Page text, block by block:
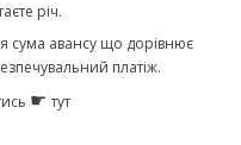
річ.
сума авансу що дорівнює
платіж.
☛ тут